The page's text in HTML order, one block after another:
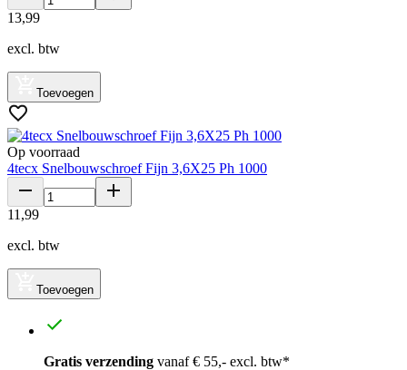
13,99
excl. btw
Toevoegen
Op voorraad
4tecx Snelbouwschroef Fijn 3,6X25 Ph 1000
11 ,99
excl. btw
Toevoegen
Gratis verzending vanaf € 55,- excl. btw*